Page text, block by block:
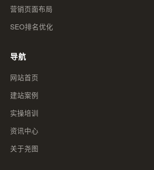
营销页面布局
SEO排名优化
导航
网站首页
建站案例
实操培训
资讯中心
关于尧图